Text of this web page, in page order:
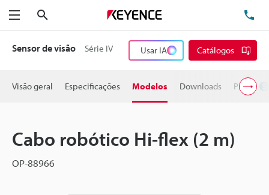
Menu
Sensor de visão Série IV Usar IA Catálogos
Visão geral Especificações Modelos Downloads Preço
Cabo robótico Hi-flex (2 m)
OP-88966